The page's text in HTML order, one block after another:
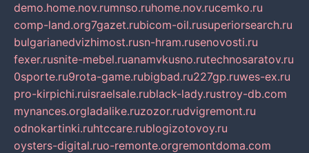
demo.home.nov.rumnso.ruhome.nov.rucemko.ru
comp-land.org7gazet.rubicom-oil.rusuperiorsearch.ru
bulgarianedvizhimost.rusn-hram.rusenovosti.ru
fexer.rusnite-mebel.ruanamvkusno.rutechnosaratov.ru
0sporte.ru9rota-game.rubigbad.ru227gp.ruwes-ex.ru
pro-kirpichi.ruisraelsale.rublack-lady.rustroy-db.com
mynances.orgladalike.ruzozor.rudvigremont.ru
odnokartinki.ruhtccare.rublogizotovoy.ru
oysters-digital.ruo-remonte.orgremontdoma.com